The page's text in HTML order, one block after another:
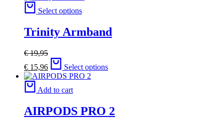
Select options
Trinity Armband
€19,95
€ 15,96 Select options
Add to cart
AIRPODS PRO 2